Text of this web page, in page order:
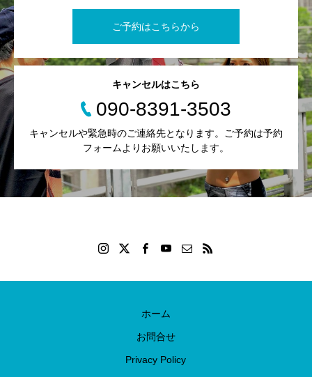
ご予約はこちらから
キャンセルはこちら
090-8391-3503
キャンセルや緊急時のご連絡先となります。ご予約は予約
フォームよりお願いいたします。
ホーム
お問合せ
Privacy Policy